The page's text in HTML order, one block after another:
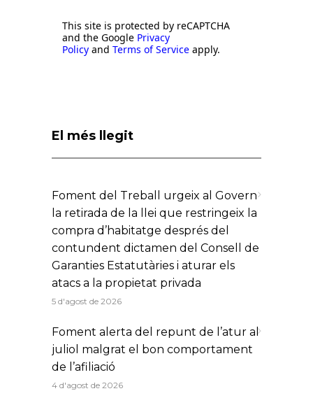
This site is protected by reCAPTCHA
and the Google Privacy
Policy and Terms of Service apply.
El més llegit
Foment del Treball urgeix al Govern
la retirada de la llei que restringeix la
compra d’habitatge després del
contundent dictamen del Consell de
Garanties Estatutàries i aturar els
atacs a la propietat privada
5 d'agost de 2026
Foment alerta del repunt de l’atur al
juliol malgrat el bon comportament
de l’afiliació
4 d'agost de 2026